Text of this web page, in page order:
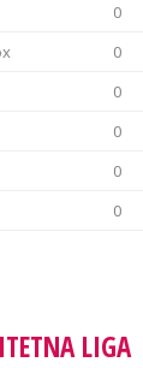
0
0
0
0
0
0
LIGA